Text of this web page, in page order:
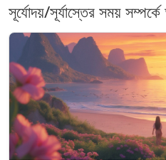
সূর্যোদয়/সূর্যাস্তের সময়